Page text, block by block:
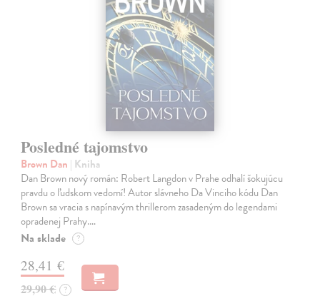
Posledné tajomstvo
Brown Dan | Kniha
Dan Brown nový román: Robert Langdon v Prahe odhalí šokujúcu
pravdu o ľudskom vedomí! Autor slávneho Da Vinciho kódu Dan
Brown sa vracia s napínavým thrillerom zasadeným do legendami
opradenej Prahy.…
Na sklade ?
28,41 €
29,90 € ?